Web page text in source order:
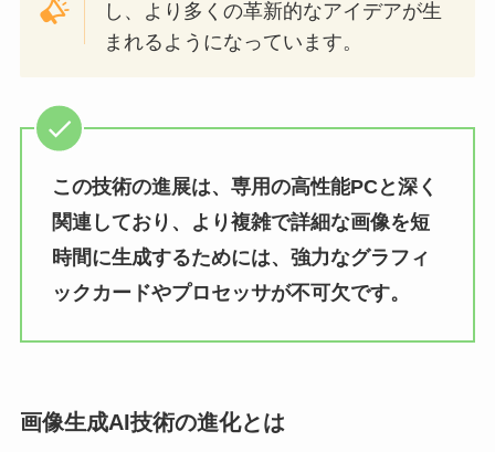
し、より多くの革新的なアイデアが生
まれるようになっています。
この技術の進展は、専用の高性能PCと深く
関連しており、より複雑で詳細な画像を短
時間に生成するためには、強力なグラフィ
ックカードやプロセッサが不可欠です。
画像生成AI技術の進化とは